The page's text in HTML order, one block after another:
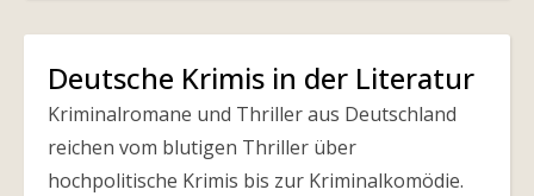
Deutsche Krimis in der Literatur
Kriminalromane und Thriller aus Deutschland
reichen vom blutigen Thriller über
hochpolitische Krimis bis zur Kriminalkomödie.